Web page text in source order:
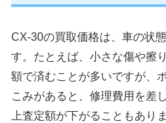
CX-30の買取価格は、車の状
す。たとえば、小さな傷や擦
額で済むことが多いですが、
こみがあると、修理費用を差
上査定額が下がることもありま